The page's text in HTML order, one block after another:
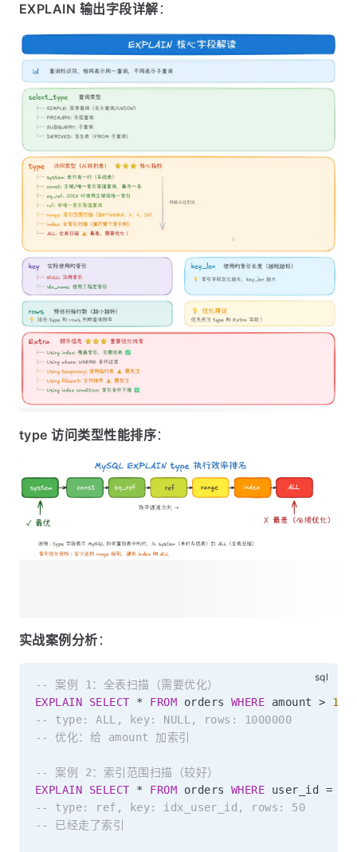
EXPLAIN 输出字段详解 ：
type 访问类型性能排序：
实战案例分析 ：
-- 案例 1：全表扫描（需要优化）
EXPLAIN
SELECT * FROM orders WHERE amount > 100
-- type: ALL, key: NULL, rows: 1000000
-- 优化：给 amount 加索引
-- 案例 2：索引范围扫描（较好）
EXPLAIN
SELECT * FROM orders WHERE user_id =
-- type: ref, key: idx_user_id, rows: 50
-- 已经走了索引